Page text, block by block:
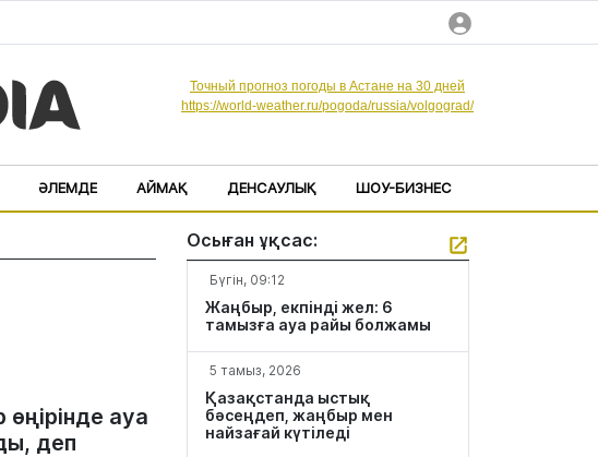
Точный прогноз погоды в Астане на 30 дней
https://world-weather.ru/pogoda/russia/volgograd/
ӘЛЕМДЕ АЙМАҚ ДЕНСАУЛЫҚ ШОУ-БИЗНЕС
ауа
деп
Осыған ұқсас:
Бүгін, 09:12
Жаңбыр, екпінді жел: 6
тамызға ауа райы болжамы
5 тамыз, 2026
Қазақстанда ыстық
бәсеңдеп, жаңбыр мен
найзағай күтіледі